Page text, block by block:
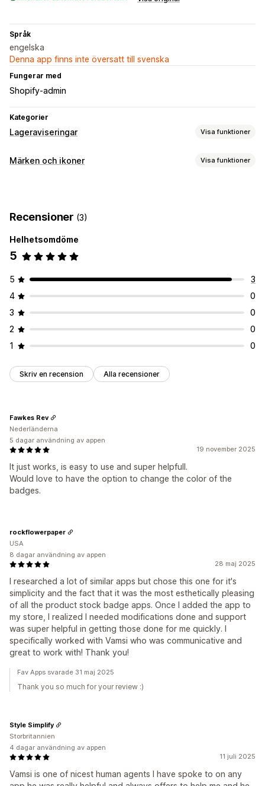
Språk
engelska
Denna app finns inte översatt till svenska
Fungerar med
Shopify-admin
Kategorier
Lageraviseringar Visa funktioner
Aviseringar
Lagerräknare
Märken och ikoner Visa funktioner
Anpassade sidor
Landningssidor Produktsidor
Recensioner (3)
Helhetsomdöme
5
5
3
4
0
3
0
2
0
1
0
Skriv en recension Alla recensioner
19 november 2025
It just works, is easy to use and super helpfull.
Would love to have the option to change the color of the
badges.
Fawkes Rev
Nederländerna
5 dagar användning av appen
28 maj 2025
I researched a lot of similar apps but chose this one for it's
simplicity and the fact that it was the most esthetically pleasing
of all the product stock badge apps. Once I added the app to
my store, I realized I needed modifications done and support
was super helpful in getting those done for me quickly. I
specifically worked with Vamsi who was communicative and
great to work with! Thank you!
rockflowerpaper
USA
8 dagar användning av appen
Fav Apps svarade 31 maj 2025
Thank you so much for your review :)
11 juli 2025
Vamsi is one of nicest human agents I have spoke to on any
Style Simplify
Storbritannien
4 dagar användning av appen